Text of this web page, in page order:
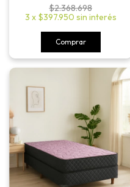
$2.368.698
3 x $397.950 sin interés
Comprar